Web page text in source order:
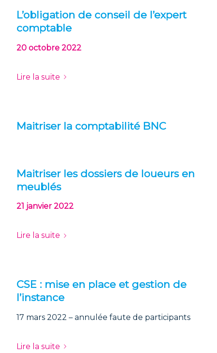
L’obligation de conseil de l’expert
comptable
20 octobre 2022
Lire la suite
Maitriser la comptabilité BNC
Maitriser les dossiers de loueurs en
meublés
21 janvier 2022
Lire la suite
CSE : mise en place et gestion de
l’instance
17 mars 2022 – annulée faute de participants
Lire la suite